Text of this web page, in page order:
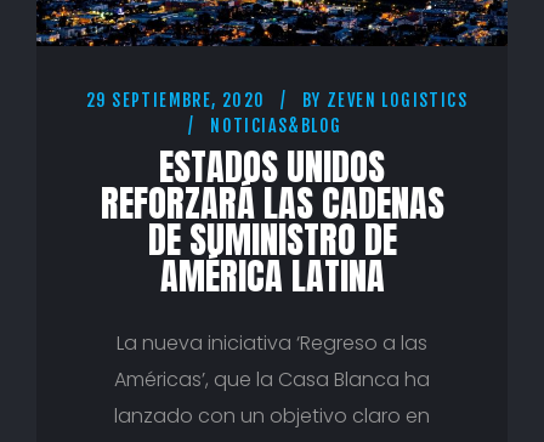
29 SEPTIEMBRE, 2020 BY ZEVEN LOGISTICS
NOTICIAS&BLOG
ESTADOS UNIDOS
REFORZARÁ LAS CADENAS
DE SUMINISTRO DE
AMÉRICA LATINA
La nueva iniciativa ‘Regreso a las
Américas’, que la Casa Blanca ha
lanzado con un objetivo claro en